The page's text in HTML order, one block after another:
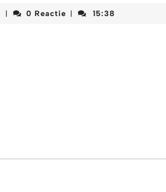
korteketenmeetjesland
0 Reactie 15:38